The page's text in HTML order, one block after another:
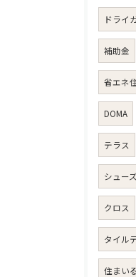
ドライ
補助金
省エネ
DOMA
テラス
シュー
クロス
タイル
住まい